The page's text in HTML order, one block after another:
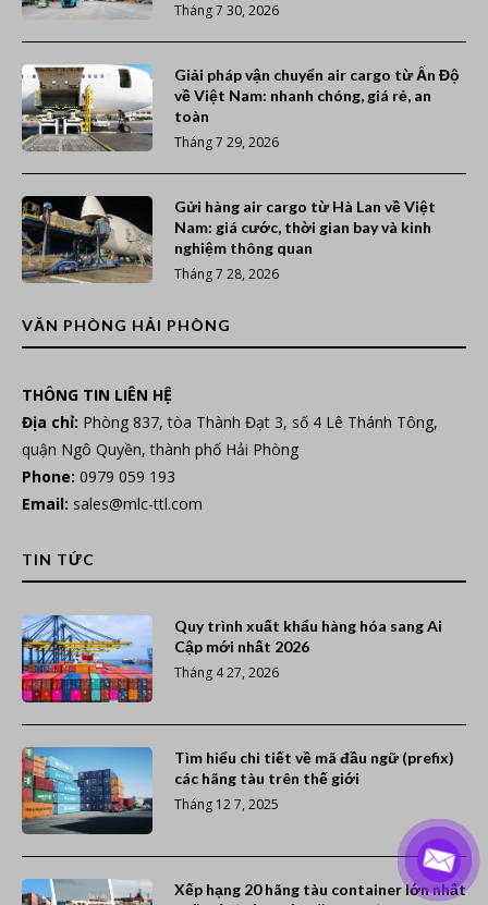
Tháng 7 30, 2026
Giải pháp vận chuyển air cargo từ Ấn Độ
về Việt Nam: nhanh chóng, giá rẻ, an
toàn
Tháng 7 29, 2026
Gửi hàng air cargo từ Hà Lan về Việt
Nam: giá cước, thời gian bay và kinh
nghiệm thông quan
Tháng 7 28, 2026
VĂN PHÒNG HẢI PHÒNG
THÔNG TIN LIÊN HỆ
Địa chỉ: Phòng 837, tòa Thành Đạt 3, số 4 Lê Thánh Tông,
quận Ngô Quyền, thành phố Hải Phòng
Phone: 0979 059 193
Email: sales@mlc-ttl.com
TIN TỨC
Quy trình xuất khẩu hàng hóa sang Ai
Cập mới nhất 2026
Tháng 4 27, 2026
Tìm hiểu chi tiết về mã đầu ngữ (prefix)
các hãng tàu trên thế giới
Tháng 12 7, 2025
Xếp hạng 20 hãng tàu container lớn nhất